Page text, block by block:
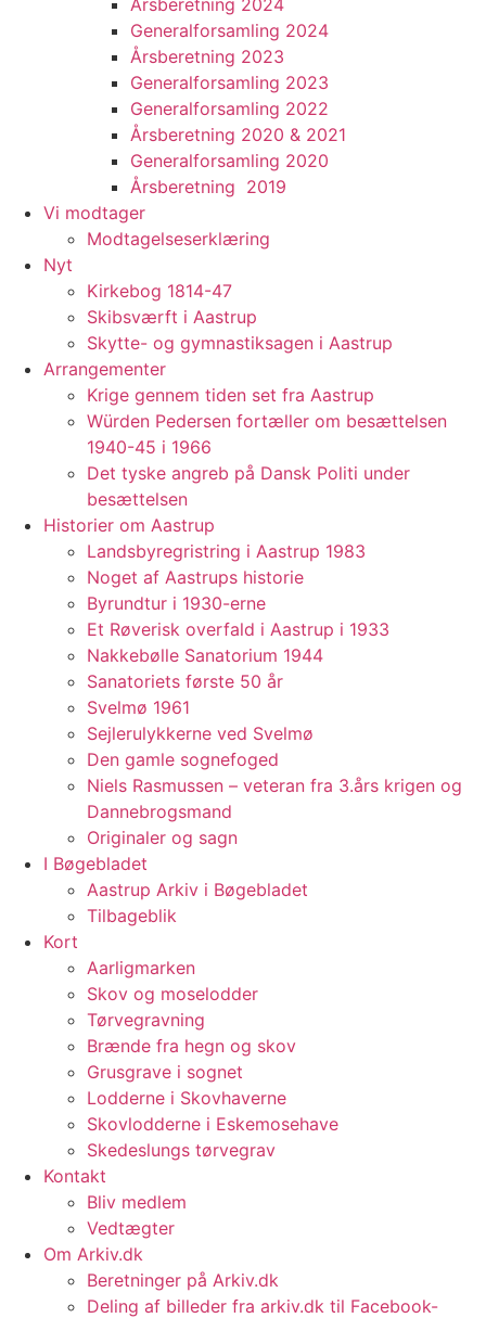
Årsberetning 2024
Generalforsamling 2024
Årsberetning 2023
Generalforsamling 2023
Generalforsamling 2022
Årsberetning 2020 & 2021
Generalforsamling 2020
Årsberetning 2019
Vi modtager
Modtagelseserklæring
Nyt
Kirkebog 1814-47
Skibsværft i Aastrup
Skytte- og gymnastiksagen i Aastrup
Arrangementer
Krige gennem tiden set fra Aastrup
Würden Pedersen fortæller om besættelsen
1940-45 i 1966
Det tyske angreb på Dansk Politi under
besættelsen
Historier om Aastrup
Landsbyregristring i Aastrup 1983
Noget af Aastrups historie
Byrundtur i 1930-erne
Et Røverisk overfald i Aastrup i 1933
Nakkebølle Sanatorium 1944
Sanatoriets første 50 år
Svelmø 1961
Sejlerulykkerne ved Svelmø
Den gamle sognefoged
Niels Rasmussen – veteran fra 3.års krigen og
Dannebrogsmand
Originaler og sagn
I Bøgebladet
Aastrup Arkiv i Bøgebladet
Tilbageblik
Kort
Aarligmarken
Skov og moselodder
Tørvegravning
Brænde fra hegn og skov
Grusgrave i sognet
Lodderne i Skovhaverne
Skovlodderne i Eskemosehave
Skedeslungs tørvegrav
Kontakt
Bliv medlem
Vedtægter
Om Arkiv.dk
Beretninger på Arkiv.dk
Deling af billeder fra arkiv.dk til Facebook-